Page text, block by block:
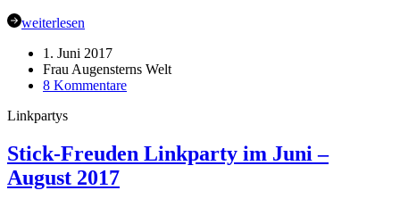
weiterlesen
1. Juni 2017
Frau Augensterns Welt
8 Kommentarezu
bestickt…
Linkpartys
Stick-Freuden Linkparty im Juni –
August 2017